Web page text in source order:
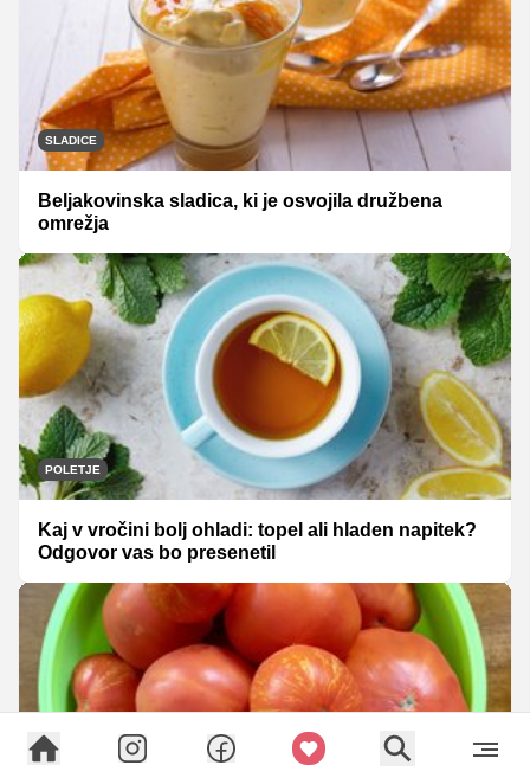
SLADICE
Beljakovinska sladica, ki je osvojila družbena
omrežja
POLETJE
Kaj v vročini bolj ohladi: topel ali hladen napitek?
Odgovor vas bo presenetil